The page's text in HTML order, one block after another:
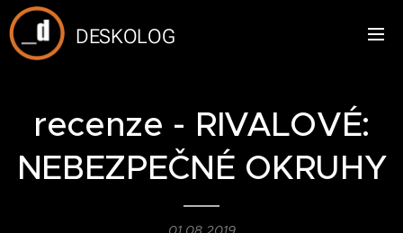
DESKOLOG
recenze - RIVALOVÉ:
NEBEZPEČNÉ OKRUHY